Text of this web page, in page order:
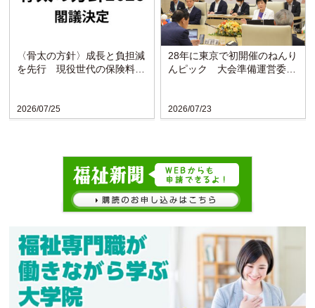
2026/07/25
〈骨太の方針〉成長と負担減
を先行 現役世代の保険料引
2026/07/23
28年に東京で初開催のねんり
んピック 大会準備運営委が